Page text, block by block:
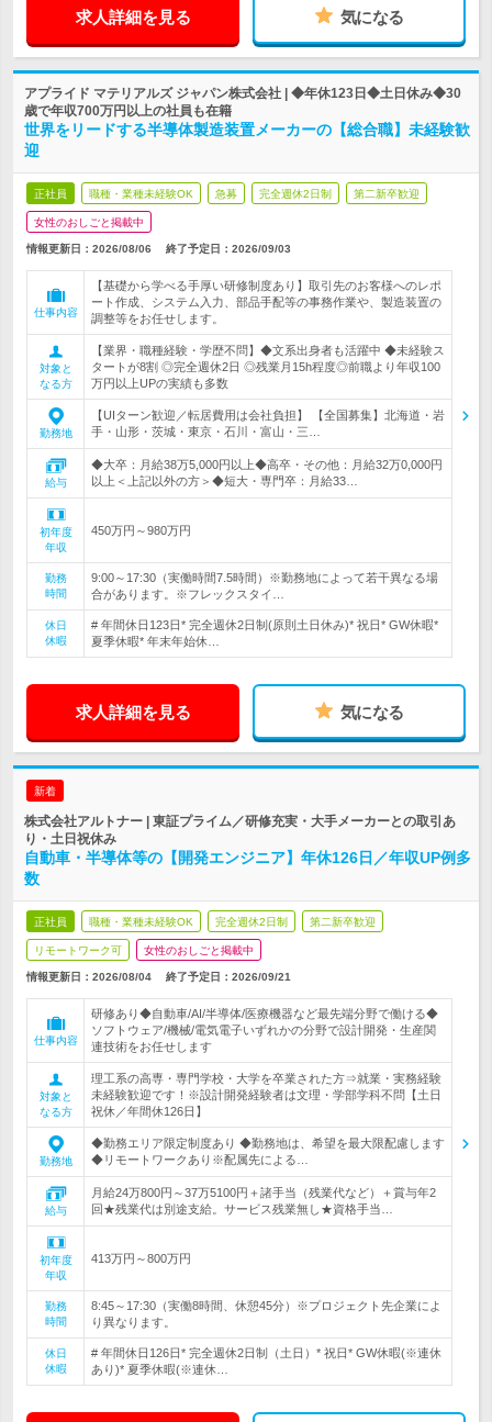
求人詳細を見る 気になる
アプライド マテリアルズ ジャパン株式会社 | ◆年休123日◆土日休み◆30
歳で年収700万円以上の社員も在籍
世界をリードする半導体製造装置メーカーの【総合職】未経験歓
迎
正社員 職種・業種未経験OK 急募 完全週休2日制 第二新卒歓迎
女性のおしごと掲載中
情報更新日：2026/08/06 終了予定日： 2026/09/03
仕事内容
【基礎から学べる手厚い研修制度あり】取引先のお客様へのレポ
ート作成、システム入力、部品手配等の事務作業や、製造装置の
調整等をお任せします。
対象と
なる方
【業界・職種経験・学歴不問】◆文系出身者も活躍中 ◆未経験ス
タートが8割 ◎完全週休2日 ◎残業月15h程度◎前職より年収100
万円以上UPの実績も多数
勤務地
【UIターン歓迎／転居費用は会社負担】 【全国募集】北海道・岩
手・山形・茨城・東京・石川・富山・三…
給与
◆大卒：月給38万5,000円以上◆高卒・その他：月給32万0,000円
以上＜上記以外の方＞◆短大・専門卒：月給33…
初年度
年収
450万円～980万円
勤務
時間
9:00～17:30（実働時間7.5時間）※勤務地によって若干異なる場
合があります。※フレックスタイ…
休日
休暇
# 年間休日123日* 完全週休2日制(原則土日休み)* 祝日* GW休暇*
夏季休暇* 年末年始休…
求人詳細を見る 気になる
新着
株式会社アルトナー | 東証プライム／研修充実・大手メーカーとの取引あ
り・土日祝休み
自動車・半導体等の【開発エンジニア】年休126日／年収UP例多
数
正社員 職種・業種未経験OK 完全週休2日制 第二新卒歓迎
リモートワーク可 女性のおしごと掲載中
情報更新日：2026/08/04 終了予定日： 2026/09/21
仕事内容
研修あり◆自動車/AI/半導体/医療機器など最先端分野で働ける◆
ソフトウェア/機械/電気電子いずれかの分野で設計開発・生産関
連技術をお任せします
対象と
なる方
理工系の高専・専門学校・大学を卒業された方⇒就業・実務経験
未経験歓迎です！※設計開発経験者は文理・学部学科不問【土日
祝休／年間休126日】
勤務地
◆勤務エリア限定制度あり ◆勤務地は、希望を最大限配慮します
◆リモートワークあり※配属先による…
給与
月給24万800円～37万5100円＋諸手当（残業代など）＋賞与年2
回★残業代は別途支給。サービス残業無し★資格手当…
初年度
年収
413万円～800万円
勤務
時間
8:45～17:30（実働8時間、休憩45分）※プロジェクト先企業によ
り異なります。
休日
休暇
# 年間休日126日* 完全週休2日制（土日）* 祝日* GW休暇(※連休
あり)* 夏季休暇(※連休…